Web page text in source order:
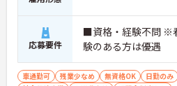
応募要件
■資格・経験不問 ※
験のある方は優遇
車通勤可 残業少なめ 無資格OK 日勤のみ